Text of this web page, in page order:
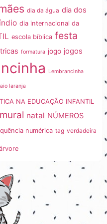
dia da água dia dos
dia internacional da
escola bíblica festa
formatura jogo jogos
Lembrancinha
laranja
NA EDUCAÇÃO INFANTIL
mural natal NÚMEROS
numérica tag verdadeira